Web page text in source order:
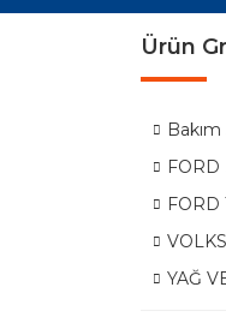
Ürün
FORD
FORD
YAĞ